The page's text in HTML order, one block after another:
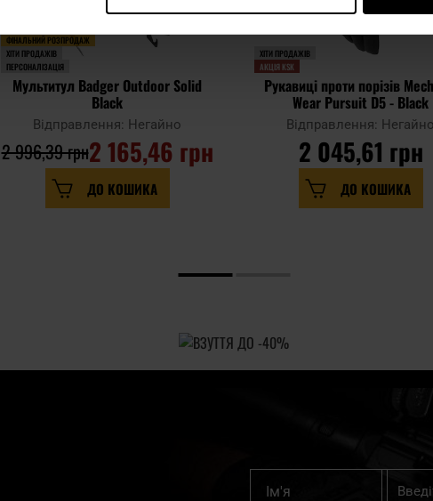
ФІНАЛЬНИЙ РОЗПРОДАЖ
ХІТИ ПРОДАЖІВ
ПЕРСОНАЛІЗАЦІЯ
Мультитул Badger Outdoor Solid
Black
Відправлення: Негайно
2 165,46 грн
2 996,39 грн
ДО КОШИКА
ХІТИ ПРОДАЖІВ
АКЦІЯ KSK
Рукавиці проти порізів
Wear Pursuit D5 - Black
Відправлення: Негайно
2 045,61 грн
ДО КОШИКА